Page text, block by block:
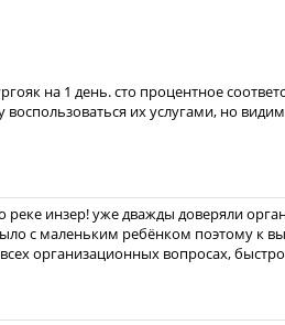
на 1 день. сто процентное
воспользоваться их услугами, но
реке инзер! уже дважды доверяли
с маленьким ребёнком поэтому к
организационных вопросах,